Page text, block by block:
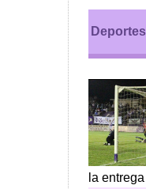
Deportes
la